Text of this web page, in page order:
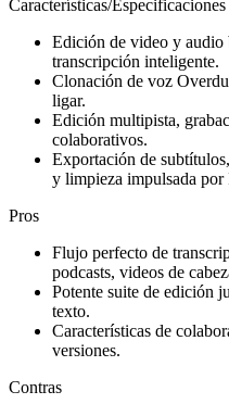
Características/
Edición de video y audio
transcripción inteligente.
Clonación de voz
ligar.
Edición multipista,
colaborativos.
Exportación de
y limpieza impulsada
Pros
Flujo perfecto de
podcasts, videos de
Potente suite de edición
texto.
Características de
versiones.
Contras